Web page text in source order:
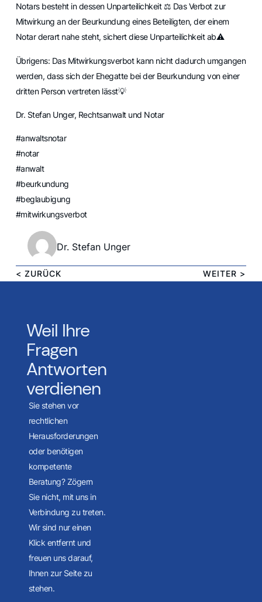
Notars besteht in dessen Unparteilichkeit ⚖️ Das Verbot zur
Mitwirkung an der Beurkundung eines Beteiligten, der einem
Notar derart nahe steht, sichert diese Unparteilichkeit ab⚠️
Übrigens: Das Mitwirkungsverbot kann nicht dadurch umgangen
werden, dass sich der Ehegatte bei der Beurkundung von einer
dritten Person vertreten lässt💡
Dr. Stefan Unger, Rechtsanwalt und Notar
#anwaltsnotar
#notar
#anwalt
#beurkundung
#beglaubigung
#mitwirkungsverbot
Dr. Stefan Unger
< ZURÜCK WEITER >
Weil Ihre
Fragen
Antworten
verdienen
Sie stehen vor
rechtlichen
Herausforderungen
oder benötigen
kompetente
Beratung? Zögern
Sie nicht, mit uns in
Verbindung zu treten.
Wir sind nur einen
Klick entfernt und
freuen uns darauf,
Ihnen zur Seite zu
stehen.